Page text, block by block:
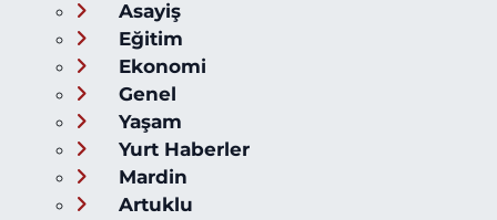
Asayiş
Eğitim
Ekonomi
Genel
Yaşam
Yurt Haberler
Mardin
Artuklu